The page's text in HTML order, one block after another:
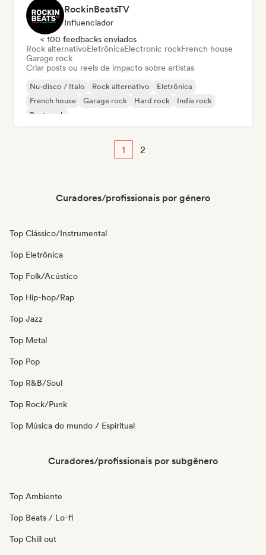
RockinBeatsTV
Influenciador
< 100 feedbacks enviados
Rock alternativoEletrônicaElectronic rockFrench house
Garage rock
Criar posts ou reels de impacto sobre artistas
Nu-disco / Italo Rock alternativo
Eletrônica
French house
Garage rock Hard rock
Indie rock
Post punk
1 2
Curadores/profissionais por género
Top Clássico/Instrumental
Top Eletrônica
Top Folk/Acústico
Top Hip-hop/Rap
Top Jazz
Top Metal
Top Pop
Top R&B/Soul
Top Rock/Punk
Top Música do mundo / Espiritual
Curadores/profissionais por subgênero
Top Ambiente
Top Beats / Lo-fi
Top Chill out